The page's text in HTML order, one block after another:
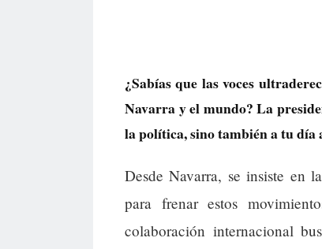
¿Sabías que las voces
Navarra y el mundo? La
la política, sino también a tu día
Desde Navarra, se insiste en
para frenar estos
colaboración internacional